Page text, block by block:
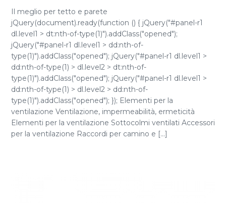
Il meglio per tetto e parete
jQuery(document).ready(function () { jQuery("#panel-r1
dl.level1 > dt:nth-of-type(1)").addClass("opened");
jQuery("#panel-r1 dl.level1 > dd:nth-of-
type(1)").addClass("opened"); jQuery("#panel-r1 dl.level1 >
dd:nth-of-type(1) > dl.level2 > dt:nth-of-
type(1)").addClass("opened"); jQuery("#panel-r1 dl.level1 >
dd:nth-of-type(1) > dl.level2 > dd:nth-of-
type(1)").addClass("opened"); }); Elementi per la
ventilazione Ventilazione, impermeabilità, ermeticità
Elementi per la ventilazione Sottocolmi ventilati Accessori
per la ventilazione Raccordi per camino e [...]